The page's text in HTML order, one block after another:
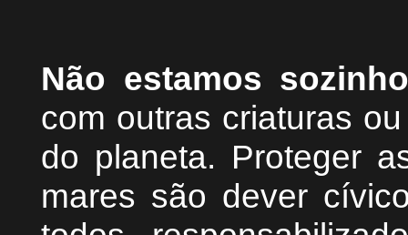
Não estamos
com outras criaturas
do planeta. Proteger
mares são dever